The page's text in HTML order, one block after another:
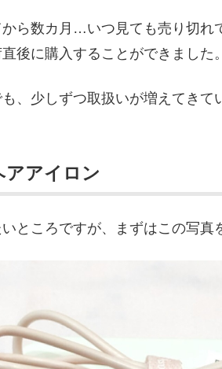
ら数カ月…いつ見ても売り切れ
後に購入することができました。
、少しずつ取扱いが増えてきて
アアイロン
ところですが、まずはこの写真